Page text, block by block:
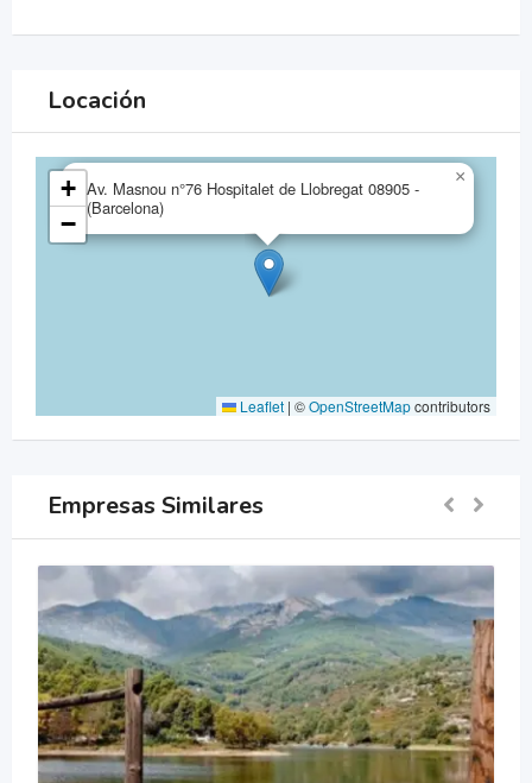
Locación
Av. Masnou n°76 Hospitalet de Llobregat 08905 -
(Barcelona)
×
+
−
Leaflet | ©OpenStreetMapcontributors
Empresas Similares